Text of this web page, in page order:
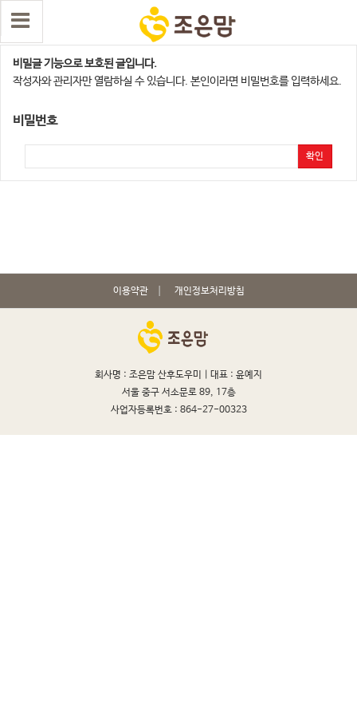
용산,서대문지점
비밀글 기능으로 보호된 글입니다.
작성자와 관리자만 열람하실 수 있습니다. 본인이라면 비밀번호를 입력하세요.
비밀번호
확인
이용약관 개인정보처리방침
회사명 : 조은맘 산후도우미 | 대표 : 윤예지
서울 중구 서소문로 89, 17층
사업자등록번호 : 864-27-00323